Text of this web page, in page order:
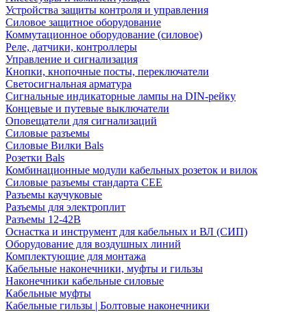
Устройства защиты контроля и управления
Силовое защитное оборудование
Коммутационное оборудование (силовое)
Реле, датчики, контроллеры
Управление и сигнализация
Кнопки, кнопочные посты, переключатели
Светосигнальная арматура
Сигнальные индикаторные лампы на DIN-рейку
Концевые и путевые выключатели
Оповещатели для сигнализаций
Силовые разъемы
Силовые Вилки Bals
Розетки Bals
Комбинационные модули кабельных розеток и вилок
Силовые разъемы стандарта CEE
Разъемы каучуковые
Разъемы для электроплит
Разъемы 12-42В
Оснастка и инструмент для кабельных и ВЛ (СИП)
Оборудование для воздушных линий
Комплектующие для монтажа
Кабельные наконечники, муфты и гильзы
Наконечники кабельные силовые
Кабельные муфты
Кабельные гильзы | Болтовые наконечники